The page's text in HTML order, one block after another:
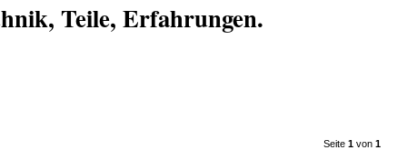
Teile, Erfahrungen.
Seite 1von 1